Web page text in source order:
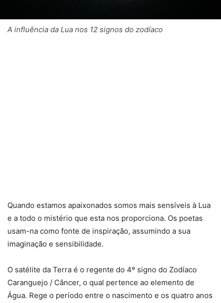
A influência da Lua nos 12 signos do zodíaco
Quando estamos apaixonados somos mais sensíveis à Lua
e a todo o mistério que esta nos proporciona. Os poetas
usam-na como fonte de inspiração, assumindo a sua
imaginação e sensibilidade.
O satélite da Terra é o regente do 4º signo do Zodíaco
Caranguejo / Câncer, o qual pertence ao elemento de
Água. Rege o período entre o nascimento e os quatro anos